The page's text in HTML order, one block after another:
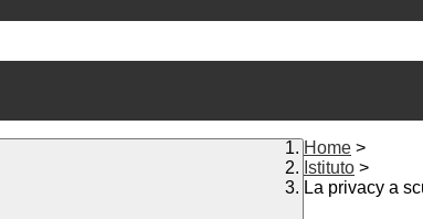
Home >
Istituto >
La privacy a